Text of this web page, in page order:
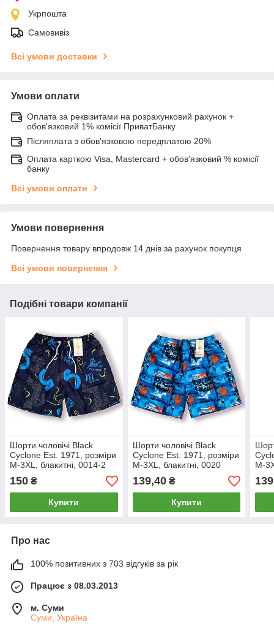
Укрпошта
Самовивіз
Всі умови доставки
Умови оплати
Оплата за реквізитами на розрахунковий рахунок +
обов'язковий 1% комісії ПриватБанку
Післяплата з обов'язковою передплатою 20%
Оплата карткою Visa, Mastercard + обов'язковий % комісії
банку
Всі умови оплати
Умови повернення
Повернення товару впродовж 14 днів за рахунок покупця
Всі умови повернення
Подібні товари компанії
Шорти чоловічі Black
Cyclone Est. 1971, розміри
M-3XL, блакитні, 0014-2
150 ₴
Купити
Шорти чоловічі Black
Cyclone Est. 1971, розміри
M-3XL, блакитні, 0020
139,40₴
Купити
M-
Про нас
100% позитивних з 703 відгуків за рік
Працює з 08.03.2013
м. Суми
Суми, Україна